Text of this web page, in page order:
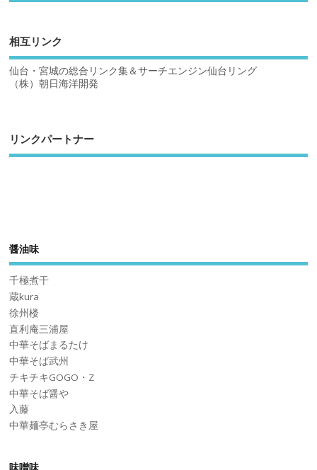
相互リンク
仙台・宮城の総合リンク集＆サーチエンジン仙台リング
（株）朝日海洋開発
リンクパートナー
醤油味
千極煮干
蔵kura
徐州楼
直利庵三浦屋
中華そばまるたけ
中華そば武州
チキチキGOGO・Z
中華そば醤や
入藤
中華麺亭むらさき屋
味噌味